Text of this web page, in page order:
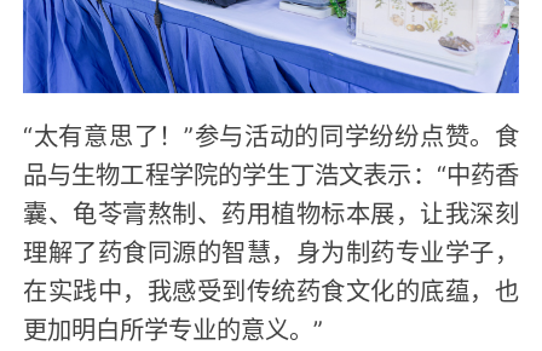
“太有意思了！”参与活动的同学纷纷点赞。食
品与生物工程学院的学生丁浩文表示：“中药香
囊、龟苓膏熬制、药用植物标本展，让我深刻
理解了药食同源的智慧，身为制药专业学子，
在实践中，我感受到传统药食文化的底蕴，也
更加明白所学专业的意义。”